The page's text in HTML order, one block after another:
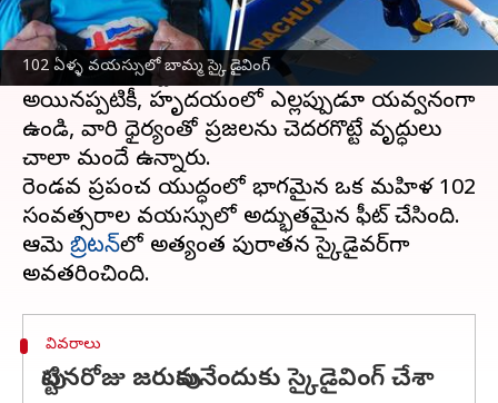
102 ఏళ్ళ వయస్సులో బామ్మ స్కై డైవింగ్
సాధారణంగా వృద్దులు అంటే చేతిలో కర్ర, బోసి నవ్వులు
గుర్తుకువస్తాయి. సొంతంగా పనులు చేసుకోవడానికి
కూడా వారు ఇబ్బందులు పడుతుంటారు.
అయినప్పటికీ, హృదయంలో ఎల్లప్పుడూ యవ్వనంగా
ఉండి, వారి ధైర్యంతో ప్రజలను చెదరగొట్టే వృద్ధులు
చాలా మందే ఉన్నారు.
రెండవ ప్రపంచ యుద్ధంలో భాగమైన ఒక మహిళ 102
సంవత్సరాల వయస్సులో అద్భుతమైన ఫీట్ చేసింది.
ఆమె బ్రిటన్‌లో అత్యంత పురాతన స్కైడైవర్‌గా
వివరాలు
పుట్టినరోజు జరుపుకునేందుకు స్కైడైవింగ్ చేశా